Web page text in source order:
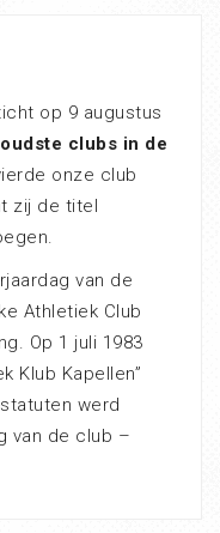
op 9 augustus
clubs in de
onze club
zij de titel
van de
Athletiek Club
Op 1 juli 1983
Klub Kapellen”
werd
van de club –